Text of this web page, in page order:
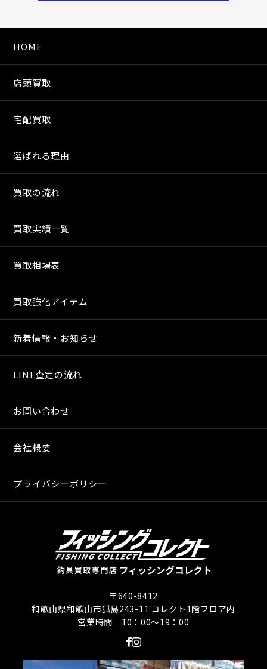
HOME
店頭買取
宅配買取
選ばれる理由
買取の流れ
買取実績一覧
買取相場表
買取強化アイテム
新着情報・お知らせ
LINE査定の流れ
お問い合わせ
会社概要
プライバシーポリシー
〒640-8412
和歌山県和歌山市狐島243-11 コレクト1階フロア内
営業時間 10：00〜19：00